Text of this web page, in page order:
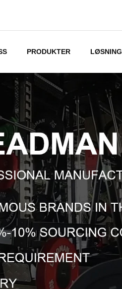
PRODUKTER LØSNING